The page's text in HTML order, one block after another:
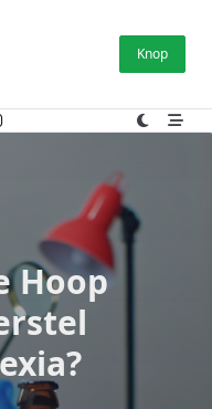
Knop
Hoop